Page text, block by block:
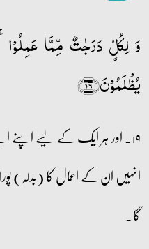
وَ لِکُلٍّ دَرَجٰتٌ مِّمَّا عَمِلُوۡا
یُظۡلَمُوۡنَ﴿۱۹﴾
۱۹۔ اور ہر ایک کے لیے اپنے
انہیں ان کے اعمال کا (بدلہ)
گا۔